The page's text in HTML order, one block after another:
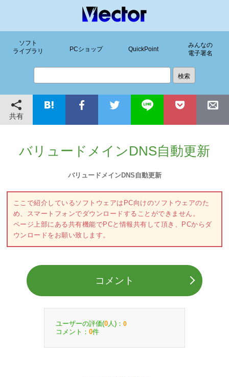
ソフト
ライブラリ
PCショップ QuickPoint
みんなの
電子署名
共有
バリュードメインDNS自動更新
バリュードメインDNS自動更新
ここで紹介しているソフトウェアはPC向けのソフトウェアのた
め、スマートフォンでダウンロードすることができません。
ページ上部にある共有機能でPCと情報共有して頂き、PCからダ
ウンロードをお願い致します。
コメント
ユーザーの評価(0 人)： 0
コメント： 0件